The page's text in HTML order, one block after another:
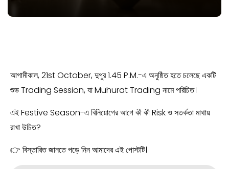
আগামীকাল, 21st October, দুপুর 1.45 P.M.-এ অনুষ্ঠিত হতে চলেছে একটি
শুভ Trading Session, যা Muhurat Trading নামে পরিচিত।
এই Festive Season-এ বিনিয়োগের আগে কী কী Risk ও সতর্কতা মাথায়
রাখা উচিত?
👉 বিস্তারিত জানতে পড়ে নিন আমাদের এই পোস্টটি।